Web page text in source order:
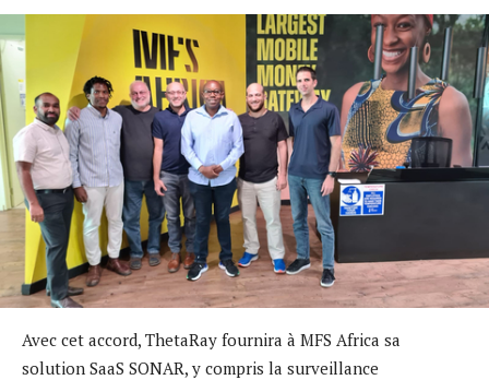
Avec cet accord, ThetaRay fournira à MFS Africa sa
solution SaaS SONAR, y compris la surveillance